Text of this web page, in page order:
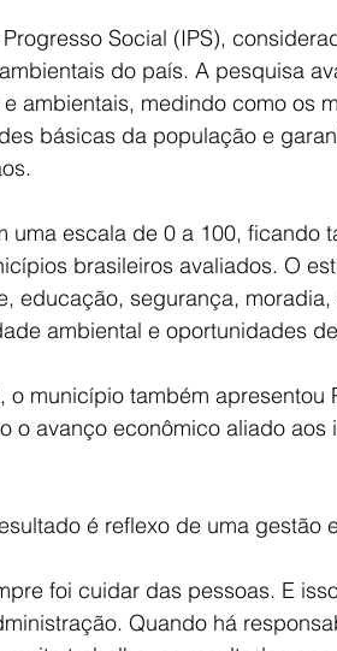
Social (IPS),
do país. A pesquisa
ambientais, medindo como os
básicas da população e
uma escala de 0 a 100, ficando
brasileiros avaliados. O
educação, segurança, moradia,
ambiental e oportunidades de
o município também apresentou
o avanço econômico aliado aos
é reflexo de uma gestão
foi cuidar das pessoas. E
Quando há